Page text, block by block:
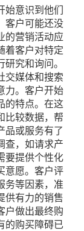
始意识到他们
客户可能还没
的营销活动应
着客户对特定
究和询问。
交媒体和搜索
力。客户开始
的特点。在这
比较数据，帮
品或服务有了
查，如请求产
要提供个性化
意愿。客户评
务等因素，准
供有力的销售
户做出最终购
的购买障碍已